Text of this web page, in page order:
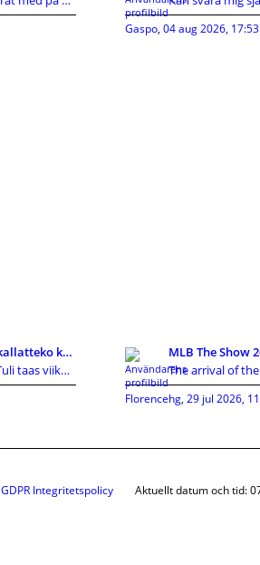
Gaspo, 04 aug 2026, 17:53
Aina sama vai uskallatteko kokeilla uutta?
Päivää porukalle! Tuli taas viikonloppuna vastaan
Florencehg, 29 jul 2026,
Aktuellt datum och tid:
GDPR Integritetspolicy